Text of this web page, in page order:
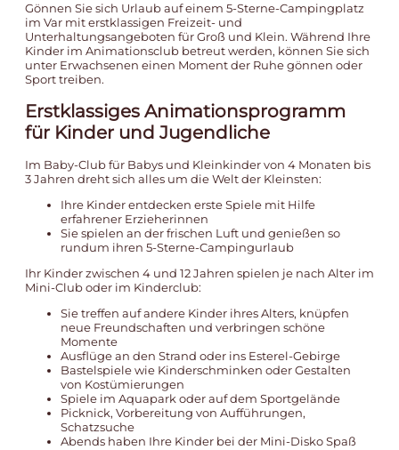
Gönnen Sie sich Urlaub auf einem 5-Sterne-Campingplatz
im Var mit erstklassigen Freizeit- und
Unterhaltungsangeboten für Groß und Klein. Während Ihre
Kinder im Animationsclub betreut werden, können Sie sich
unter Erwachsenen einen Moment der Ruhe gönnen oder
Sport treiben.
Erstklassiges Animationsprogramm
für Kinder und Jugendliche
Im Baby-Club für Babys und Kleinkinder von 4 Monaten bis
3 Jahren dreht sich alles um die Welt der Kleinsten:
Ihre Kinder entdecken erste Spiele mit Hilfe
erfahrener Erzieherinnen
Sie spielen an der frischen Luft und genießen so
rundum ihren 5-Sterne-Campingurlaub
Ihr Kinder zwischen 4 und 12 Jahren spielen je nach Alter im
Mini-Club oder im Kinderclub:
Sie treffen auf andere Kinder ihres Alters, knüpfen
neue Freundschaften und verbringen schöne
Momente
Ausflüge an den Strand oder ins Esterel-Gebirge
Bastelspiele wie Kinderschminken oder Gestalten
von Kostümierungen
Spiele im Aquapark oder auf dem Sportgelände
Picknick, Vorbereitung von Aufführungen,
Schatzsuche
Abends haben Ihre Kinder bei der Mini-Disko Spaß